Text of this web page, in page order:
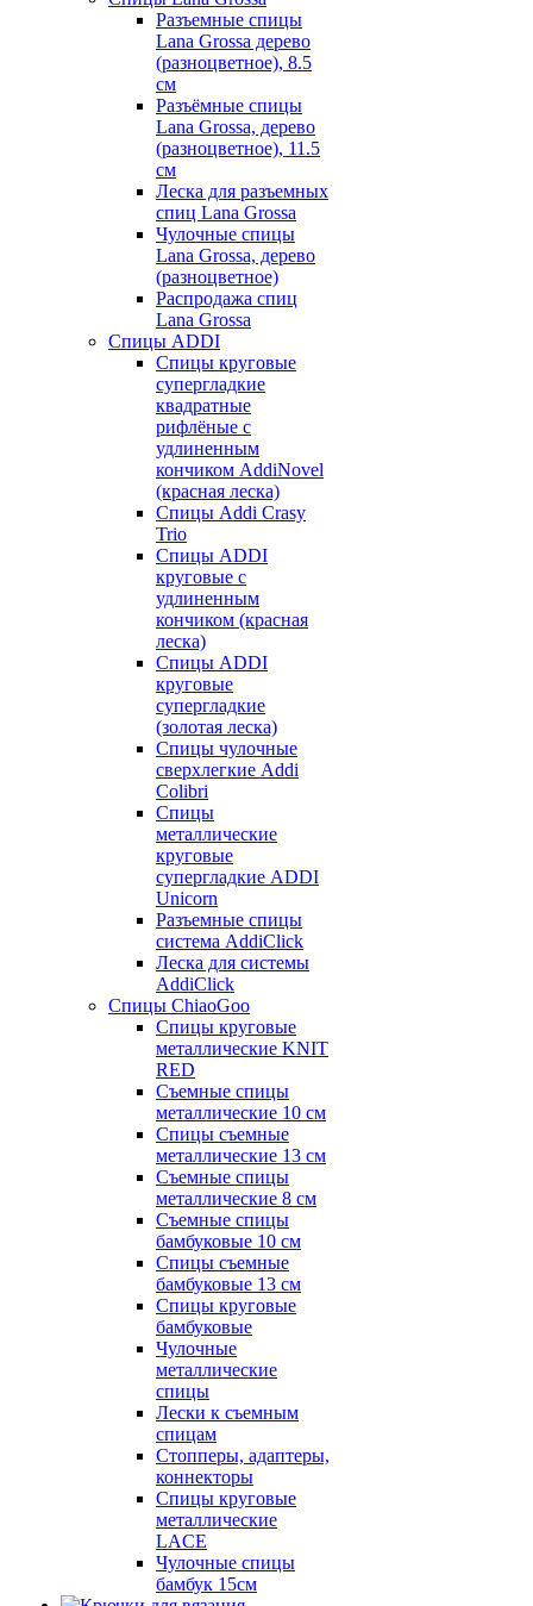
Разъемные спицы
Lana Grossa дерево
(разноцветное), 8.5
см
Разъёмные спицы
Lana Grossa, дерево
(разноцветное), 11.5
см
Леска для разъемных
спиц Lana Grossa
Чулочные спицы
Lana Grossa, дерево
(разноцветное)
Распродажа спиц
Lana Grossa
Спицы ADDI
Спицы круговые
супергладкие
квадратные
рифлёные с
удлиненным
кончиком AddiNovel
(красная леска)
Спицы Addi Crasy
Trio
Спицы ADDI
круговые с
удлиненным
кончиком (красная
леска)
Спицы ADDI
круговые
супергладкие
(золотая леска)
Спицы чулочные
сверхлегкие Addi
Colibri
Спицы
металлические
круговые
супергладкие ADDI
Unicorn
Разъемные спицы
система AddiClick
Леска для системы
AddiClick
Спицы ChiaoGoo
Спицы круговые
металлические KNIT
RED
Съемные спицы
металлические 10 см
Спицы съемные
металлические 13 см
Съемные спицы
металлические 8 см
Съемные спицы
бамбуковые 10 см
Спицы съемные
бамбуковые 13 см
Спицы круговые
бамбуковые
Чулочные
металлические
спицы
Лески к съемным
спицам
Стопперы, адаптеры,
коннекторы
Спицы круговые
металлические
LACE
Чулочные спицы
бамбук 15см